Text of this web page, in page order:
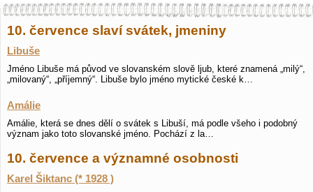
10. července slaví svátek, jmeniny
Libuše
Jméno Libuše má původ ve slovanském slově ljub, které znamená „milý“,
„milovaný“, „příjemný“. Libuše bylo jméno mytické české k…
Amálie
Amálie, která se dnes dělí o svátek s Libuší, má podle všeho i podobný
význam jako toto slovanské jméno. Pochází z la…
10. července a významné osobnosti
Karel Šiktanc (* 1928 )